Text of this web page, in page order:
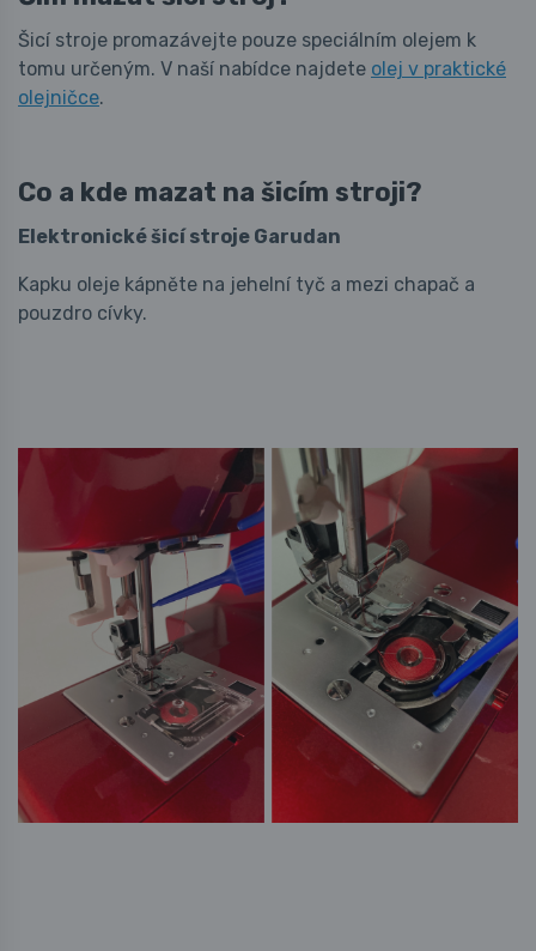
Šicí stroje promazávejte pouze speciálním olejem k
tomu určeným. V naší nabídce najdete olej v praktické
olejničce.
Co a kde mazat na šicím stroji?
Elektronické šicí stroje Garudan
Kapku oleje kápněte na jehelní tyč a mezi chapač a
pouzdro cívky.